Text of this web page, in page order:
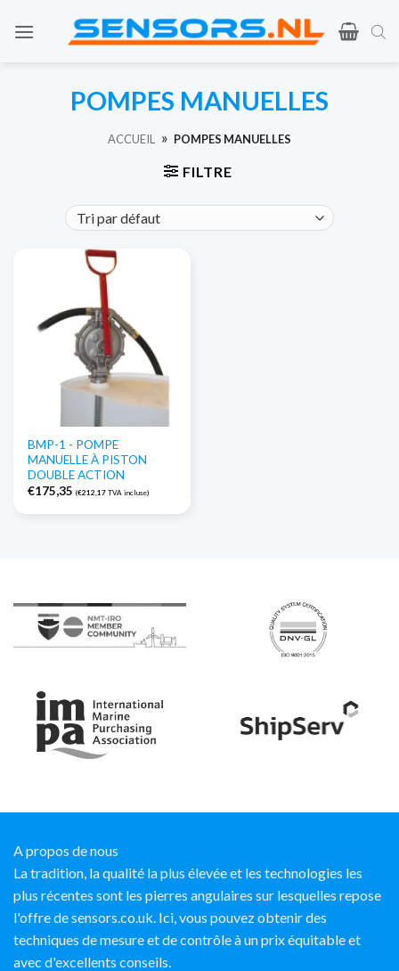
POMPES MANUELLES
ACCUEIL » POMPES MANUELLES
FILTRE
BMP-1 - POMPE
MANUELLE À PISTON
DOUBLE ACTION
€175,35 (€212,17 TVA incluse)
A propos de nous
La tradition, la qualité la plus élevée et les technologies les
plus récentes sont les pierres angulaires sur lesquelles repose
l'offre de sensors.co.uk. Ici, vous pouvez obtenir des
techniques de mesure et de contrôle à un prix équitable et
avec d'excellents conseils.